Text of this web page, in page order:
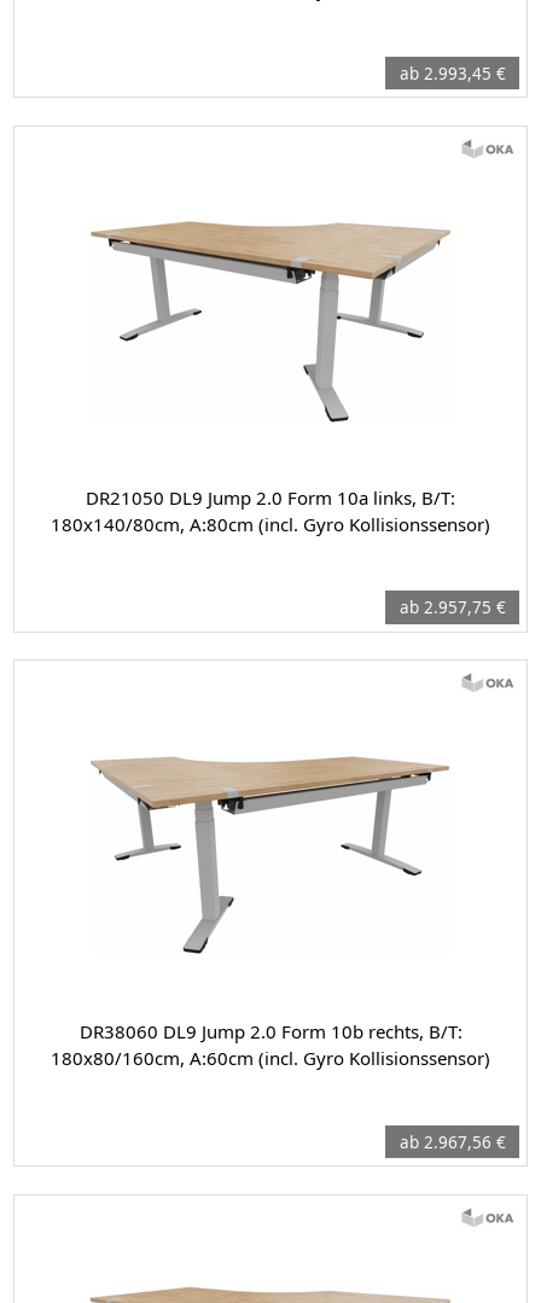
ab 2.993,45 €
DR21050 DL9 Jump 2.0 Form 10a links, B/T:
180x140/80cm, A:80cm (incl. Gyro Kollisionssensor)
ab 2.957,75 €
DR38060 DL9 Jump 2.0 Form 10b rechts, B/T:
180x80/160cm, A:60cm (incl. Gyro Kollisionssensor)
ab 2.967,56 €